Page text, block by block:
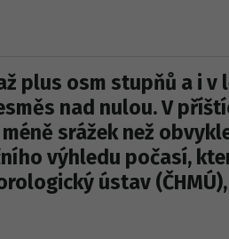
plus osm stupňů a i v
nad nulou. V
srážek než
výhledu počasí,
ústav (ČHMÚ),